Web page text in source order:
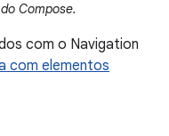
Compose.
com o Navigation
com elementos